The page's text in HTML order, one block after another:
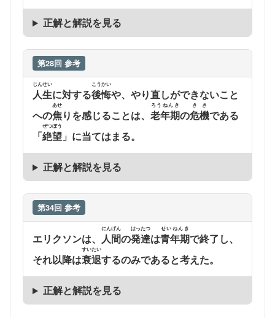
正解と解説を見る
第28回 参考
人生
じんせい
に対する後悔
こうかい
や、やり直しができないこと
への焦
あせ
りを感じることは、 老年期
ろうねんき
の危機
きき
である
「絶望
ぜつぼう
」に当てはまる。
正解と解説を見る
第34回 参考
エリクソンは、 人間
にんげん
の発達
はったつ
は青年期
せいねんき
で終了し、
それ以降は衰退
すいたい
するのみであると考えた。
正解と解説を見る